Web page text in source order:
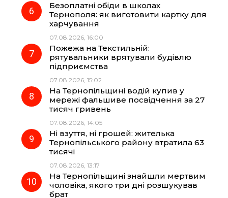
Безоплатні обіди в школах
Тернополя: як виготовити картку для
харчування
07.08.2026, 16:00
Пожежа на Текстильній:
рятувальники врятували будівлю
підприємства
07.08.2026, 15:02
На Тернопільщині водій купив у
мережі фальшиве посвідчення за 27
тисяч гривень
07.08.2026, 14:05
Ні взуття, ні грошей: жителька
Тернопільського району втратила 63
тисячі
07.08.2026, 13:17
На Тернопільщині знайшли мертвим
чоловіка, якого три дні розшукував
брат